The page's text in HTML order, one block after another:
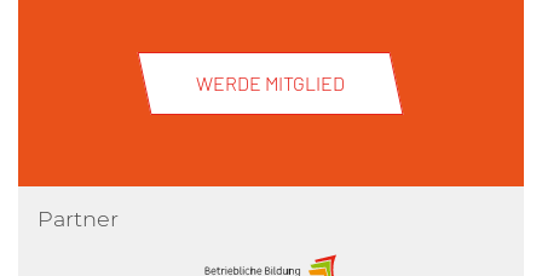
WERDE MITGLIED
Partner